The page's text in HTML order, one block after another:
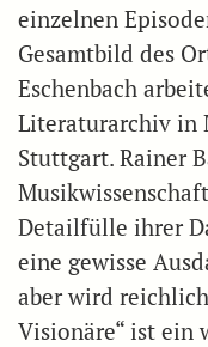
einzelnen
Gesamtbild des
Eschenbach
Literaturarchiv in
Stuttgart. Rainer
Detailfülle ihrer
eine gewisse
aber wird
Visionäre“ ist ein